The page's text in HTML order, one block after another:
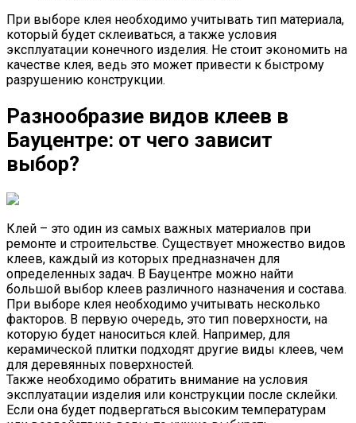
При выборе клея необходимо учитывать тип материала,
который будет склеиваться, а также условия
эксплуатации конечного изделия. Не стоит экономить на
качестве клея, ведь это может привести к быстрому
разрушению конструкции.
Разнообразие видов клеев в
Бауцентре: от чего зависит
выбор?
Клей – это один из самых важных материалов при
ремонте и строительстве. Существует множество видов
клеев, каждый из которых предназначен для
определенных задач. В Бауцентре можно найти
большой выбор клеев различного назначения и состава.
При выборе клея необходимо учитывать несколько
факторов. В первую очередь, это тип поверхности, на
которую будет наноситься клей. Например, для
керамической плитки подходят другие виды клеев, чем
для деревянных поверхностей.
Также необходимо обратить внимание на условия
эксплуатации изделия или конструкции после склейки.
Если она будет подвергаться высоким температурам